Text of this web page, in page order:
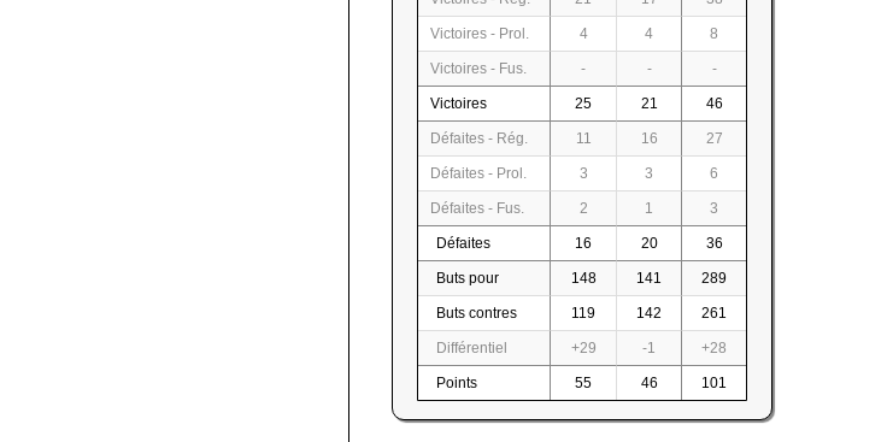
Victoires - Prol. 4 4 8
Victoires - Fus. - - -
Victoires 25 21 46
Défaites - Rég. 11 16 27
Défaites - Prol. 3 3 6
Défaites - Fus. 2 1 3
Défaites 16 20 36
Buts pour 148 141 289
Buts contres 119 142 261
Différentiel +29 -1 +28
Points 55 46 101